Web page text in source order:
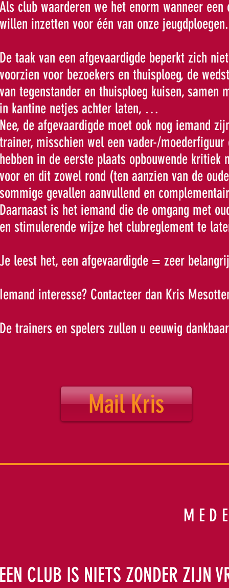
Als club waarderen we het enorm wanneer
willen inzetten voor één van onze jeugdploegen.
De taak van een afgevaardigde beperkt zich
voorzien voor bezoekers en thuisploeg, de
van tegenstander en thuisploeg kuisen,
in kantine netjes achter laten, …
Nee, de afgevaardigde moet ook nog iemand
trainer, misschien wel een vader-/
hebben in de eerste plaats opbouwende
voor en dit zowel rond (ten aanzien van de
sommige gevallen aanvullend en
Daarnaast is het iemand die de omgang met
en stimulerende wijze het clubreglement te
Je leest het, een afgevaardigde = zeer
Iemand interesse? Contacteer dan Kris
De trainers en spelers zullen u eeuwig
Mail Kris
CLUB IS NIETS ZONDER ZIJN